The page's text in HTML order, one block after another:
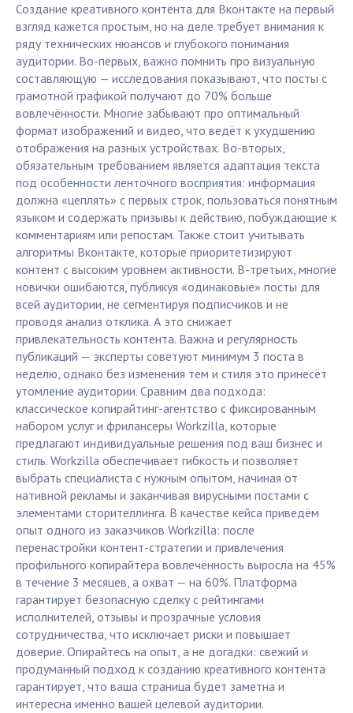
Создание креативного контента для Вконтакте на первый
взгляд кажется простым, но на деле требует внимания к
ряду технических нюансов и глубокого понимания
аудитории. Во-первых, важно помнить про визуальную
составляющую — исследования показывают, что посты с
грамотной графикой получают до 70% больше
вовлечённости. Многие забывают про оптимальный
формат изображений и видео, что ведёт к ухудшению
отображения на разных устройствах. Во-вторых,
обязательным требованием является адаптация текста
под особенности ленточного восприятия: информация
должна «цеплять» с первых строк, пользоваться понятным
языком и содержать призывы к действию, побуждающие к
комментариям или репостам. Также стоит учитывать
алгоритмы Вконтакте, которые приоритетизируют
контент с высоким уровнем активности. В-третьих, многие
новички ошибаются, публикуя «одинаковые» посты для
всей аудитории, не сегментируя подписчиков и не
проводя анализ отклика. А это снижает
привлекательность контента. Важна и регулярность
публикаций — эксперты советуют минимум 3 поста в
неделю, однако без изменения тем и стиля это принесёт
утомление аудитории. Сравним два подхода:
классическое копирайтинг-агентство с фиксированным
набором услуг и фрилансеры Workzilla, которые
предлагают индивидуальные решения под ваш бизнес и
стиль. Workzilla обеспечивает гибкость и позволяет
выбрать специалиста с нужным опытом, начиная от
нативной рекламы и заканчивая вирусными постами с
элементами сторителлинга. В качестве кейса приведём
опыт одного из заказчиков Workzilla: после
перенастройки контент-стратегии и привлечения
профильного копирайтера вовлечённость выросла на 45%
в течение 3 месяцев, а охват — на 60%. Платформа
гарантирует безопасную сделку с рейтингами
исполнителей, отзывы и прозрачные условия
сотрудничества, что исключает риски и повышает
доверие. Опирайтесь на опыт, а не догадки: свежий и
продуманный подход к созданию креативного контента
гарантирует, что ваша страница будет заметна и
интересна именно вашей целевой аудитории.